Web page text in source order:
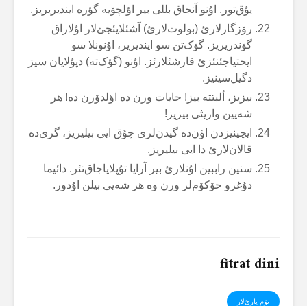
یۇق‌تور. اۇنو آنجاق بللی بیر اؤلچۆیە گؤرە ایندیریریز.
رۆزگارلارئ (بولوت‌لارئ) آشئلایئجئ‌لار اۇلاراق
گؤندریریز. گؤک‌تن سو ایندیریر، اۇنونلا سو
ایحتیاجئنئزئ قارشئلارئز. اۇنو (گؤک‌تە) دپۇلایان سیز
دگیل‌سینیز.
بیزیز، ألبتتە بیز! حایات ورن دە اؤلدۆرن دە! هر
شەیین واریثی بیزیز!
ایچینیزدن اؤن‌دە گیدن‌لری چۇق ایی بیلیریز، گری‌دە
قالان‌لارئ دا ایی بیلیریز.
سنین راببین اۇنلارئ بیر آرایا تۇپلایاجاق‌تئر. دائیما
دۇغرو حۆکۆم‌لر ورن وە هر شەیی بیلن اۇدور.
fitrat dini
تۆم یازئ‌لار